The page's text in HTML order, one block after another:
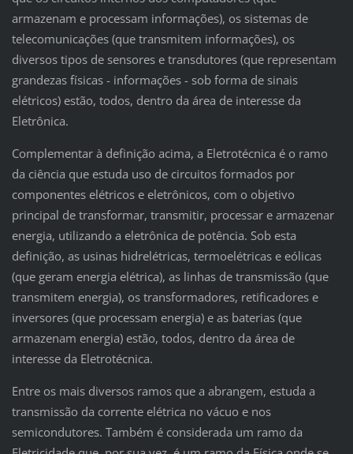
armazenam e processam informações), os sistemas de
telecomunicações (que transmitem informações), os
diversos tipos de sensores e transdutores (que representam
grandezas físicas - informações - sob forma de sinais
elétricos) estão, todos, dentro da área de interesse da
Eletrônica.
Complementar à definição acima, a Eletrotécnica é o ramo
da ciência que estuda uso de circuitos formados por
componentes elétricos e eletrônicos, com o objetivo
principal de transformar, transmitir, processar e armazenar
energia, utilizando a eletrônica de potência. Sob esta
definição, as usinas hidrelétricas, termoelétricas e eólicas
(que geram energia elétrica), as linhas de transmissão (que
transmitem energia), os transformadores, retificadores e
inversores (que processam energia) e as baterias (que
armazenam energia) estão, todos, dentro da área de
interesse da Eletrotécnica.
Entre os mais diversos ramos que a abrangem, estuda a
transmissão da corrente elétrica no vácuo e nos
semicondutores. Também é considerada um ramo da